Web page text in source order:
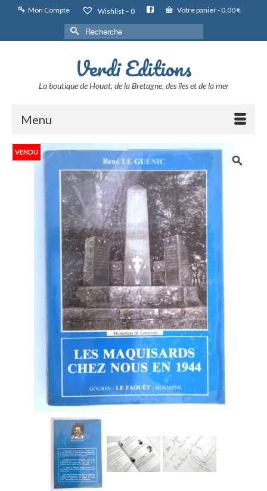
Mon Compte Wishlist – 0 Votre panier- 0,00€
Rechercher :
Verdi Editions
La boutique de Houat, de la Bretagne, des îles et de la mer
Menu
VENDU